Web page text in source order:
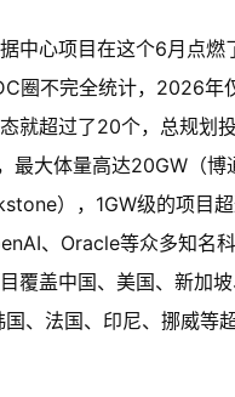
中心项目在这个6月点燃
圈不完全统计，2026年
就超过了20个，总规划
最大体量高达20GW（
），1GW级的项目
、Oracle等众多知名
覆盖中国、美国、新加
国、法国、印尼、挪威等